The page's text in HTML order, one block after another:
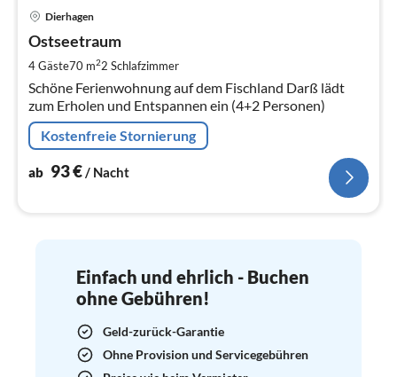
Dierhagen
Ostseetraum
4 Gäste70 m22 Schlafzimmer
Schöne Ferienwohnung auf dem Fischland Darß lädt
zum Erholen und Entspannen ein (4+2 Personen)
Kostenfreie Stornierung
ab 93€/ Nacht
Einfach und ehrlich - Buchen
ohne Gebühren!
Geld-zurück-Garantie
Ohne Provision und Servicegebühren